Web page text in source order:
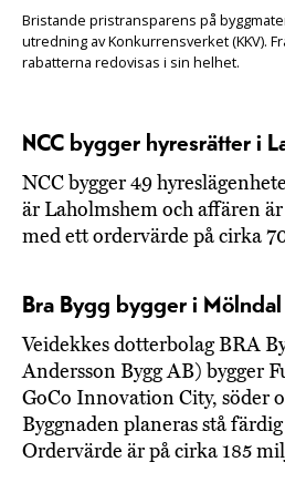
Bristande pristransparens på
utredning av Konkurrensverket (KKV).
rabatterna redovisas i sin helhet.
NCC bygger hyresrätter i
NCC bygger 49
är Laholmshem och affären
med ett ordervärde på cirka
Bra Bygg bygger i Mölndal
Veidekkes dotterbolag BRA
Andersson Bygg AB) bygger
GoCo Innovation City, söder
Byggnaden planeras stå
Ordervärde är på cirka 185